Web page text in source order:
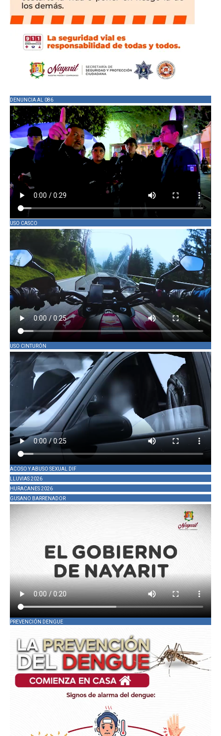
DENUNCIA AL 086
USO CASCO
USO CINTURÓN
ACOSO Y ABUSO SEXUAL DIF
LLUVIAS 2026
HURACANES 2026
GUSANO BARRENADOR
PREVENCIÓN DENGUE